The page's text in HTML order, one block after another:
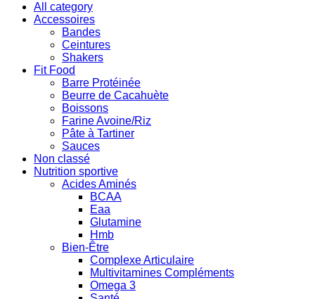
All category
Accessoires
Bandes
Ceintures
Shakers
Fit Food
Barre Protéinée
Beurre de Cacahuète
Boissons
Farine Avoine/Riz
Pâte à Tartiner
Sauces
Non classé
Nutrition sportive
Acides Aminés
BCAA
Eaa
Glutamine
Hmb
Bien-Être
Complexe Articulaire
Multivitamines Compléments
Omega 3